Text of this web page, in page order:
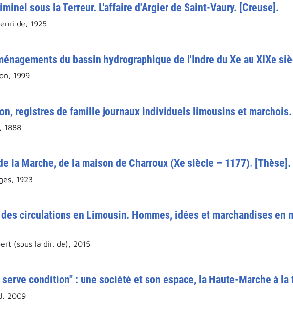
sous la Terreur. L'affaire d'Argier de Saint-Vaury. [Creuse].
de, 1925
du bassin hydrographique de l'Indre du Xe au XIXe
1999
registres de famille journaux individuels limousins et marchois.
1888
la Marche, de la maison de Charroux (Xe siècle – 1177). [Thèse].
1923
circulations en Limousin. Hommes, idées et marchandises en
(sous la dir. de), 2015
condition" : une société et son espace, la Haute-Marche à
2009